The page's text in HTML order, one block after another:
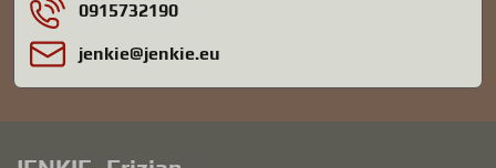
0915732190
jenkie​@jenkie​.eu